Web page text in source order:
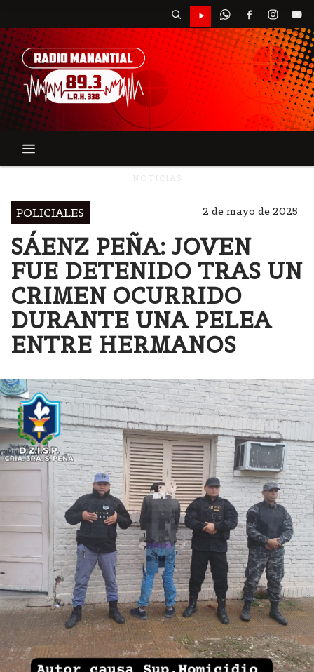
POLICIALES 2 de mayo de 2025
SÁENZ PEÑA: JOVEN
FUE DETENIDO TRAS UN
CRIMEN OCURRIDO
DURANTE UNA PELEA
ENTRE HERMANOS